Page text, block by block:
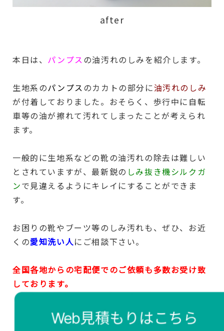
after
本日は、 パンプス の油汚れのしみを紹介します。
生地系のパンプス のカカトの部分に油汚れのしみ
が付着しておりました。おそらく、歩行中に自転
車等の油が擦れて汚れてしまったことが考えられ
ます。
一般的に生地系などの靴の油汚れの除去は難しい
とされていますが、最新鋭の しみ抜き機シルクガ
ンで見違えるようにキレイにすることができま
す。
お困りの靴やブーツ等のしみ汚れも、ぜひ、お近
くの愛知洗い人にご相談下さい。
全国各地からの宅配便でのご依頼も多数お受け致
しております。